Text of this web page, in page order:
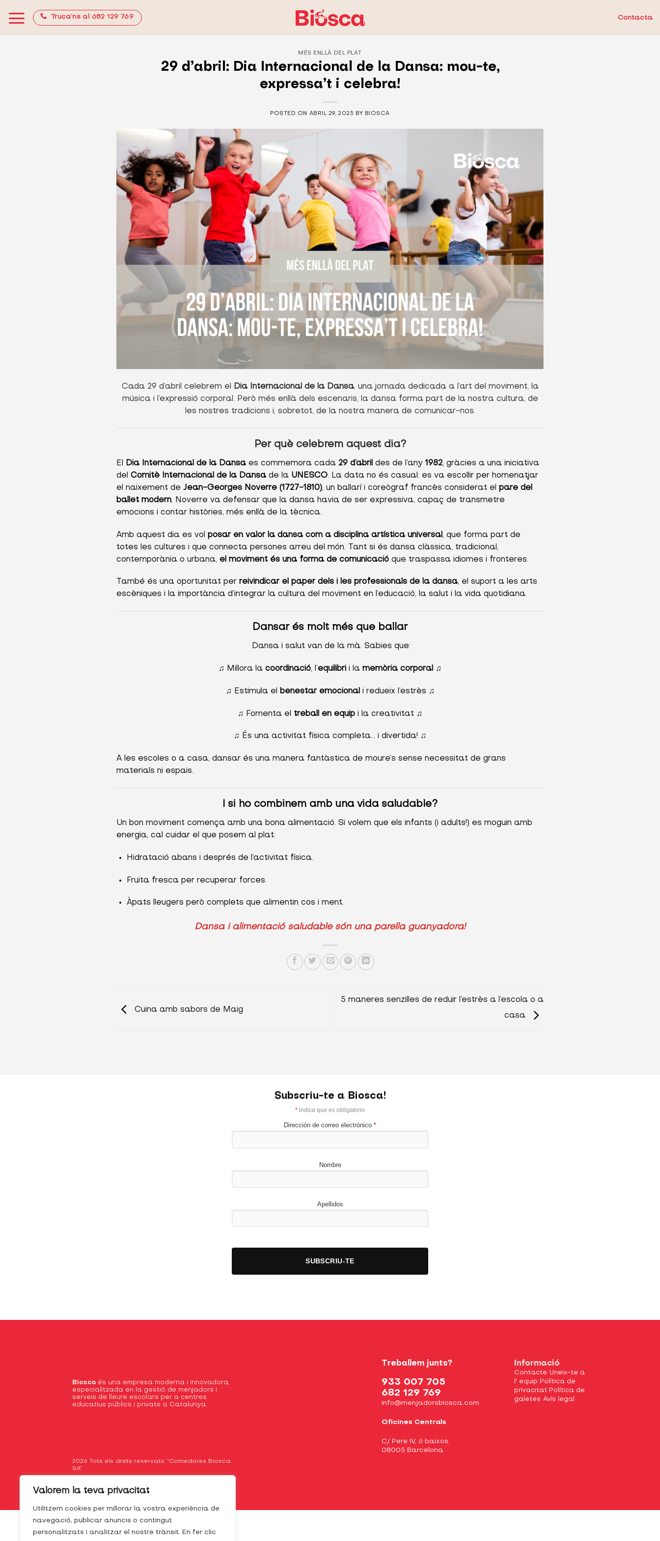
Valorem la teva privacitat
Utilitzem cookies per millorar la vostra experiència de
navegació, publicar anuncis o contingut
personalitzats i analitzar el nostre trànsit. En fer clic
Truca’ns al 682 129 769 Contacta
MÉS ENLLÀ DEL PLAT
29 d’abril: Dia Internacional de la Dansa: mou-te,
expressa’t i celebra!
POSTED ON ABRIL 29, 2025 BY BIOSCA
Cada 29 d’abril celebrem el Dia Internacional de la Dansa, una jornada dedicada a l’art del moviment, la
música i l’expressió corporal. Però més enllà dels escenaris, la dansa forma part de la nostra cultura, de
les nostres tradicions i, sobretot, de la nostra manera de comunicar-nos.
Per què celebrem aquest dia?
El Dia Internacional de la Dansa es commemora cada 29 d’abril des de l’any 1982, gràcies a una iniciativa
del Comitè Internacional de la Dansa de la UNESCO. La data no és casual: es va escollir per homenatjar
el naixement de Jean-Georges Noverre (1727-1810), un ballarí i coreògraf francès considerat el pare del
ballet modern. Noverre va defensar que la dansa havia de ser expressiva, capaç de transmetre
emocions i contar històries, més enllà de la tècnica.
Amb aquest dia es vol posar en valor la dansa com a disciplina artística universal, que forma part de
totes les cultures i que connecta persones arreu del món. Tant si és dansa clàssica, tradicional,
contemporània o urbana, el moviment és una forma de comunicació que traspassa idiomes i fronteres.
També és una oportunitat per reivindicar el paper dels i les professionals de la dansa, el suport a les arts
escèniques i la importància d’integrar la cultura del moviment en l’educació, la salut i la vida quotidiana.
Dansar és molt més que ballar
Dansa i salut van de la mà. Sabies que:
♫ Millora la coordinació, l’equilibri i la memòria corporal ♫
♫ Estimula el benestar emocional i redueix l’estrès ♫
♫ Fomenta el treball en equip i la creativitat ♫
♫ És una activitat física completa… i divertida! ♫
A les escoles o a casa, dansar és una manera fantàstica de moure’s sense necessitat de grans
materials ni espais.
I si ho combinem amb una vida saludable?
Un bon moviment comença amb una bona alimentació. Si volem que els infants (i adults!) es moguin amb
energia, cal cuidar el que posem al plat:
Hidratació abans i després de l’activitat física.
Fruita fresca per recuperar forces.
Àpats lleugers però complets que alimentin cos i ment.
Dansa i alimentació saludable són una parella guanyadora!
Cuina amb sabors de Maig
5 maneres senzilles de reduir l’estrès a l’escola o a
casa
Subscriu-te a Biosca!
* indica que es obligatorio
Dirección de correo electrónico *
Nombre
Apellidos
Biosca és una empresa moderna i innovadora,
especialitzada en la gestió de menjadors i
serveis de lleure escolars per a centres
educatius públics i privats a Catalunya.
2026 Tots els drets reservats “Comedores Biosca
SA”
Treballem junts?
933 007 705
682 129 769
info@menjadorsbiosca.com
Oficines Centrals
C/ Pere IV, 6 baixos.
08005 Barcelona
Informació
Contacte Uneix-te a
l' equip Política de
privacitat Política de
galetes Avís legal